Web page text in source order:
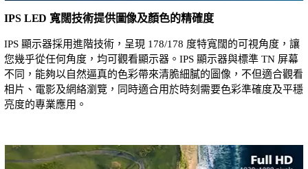
IPS LED 寬闊技術提供圖像及顏色的精確度
IPS 顯示器採用進階技術，呈現 178/178 度特寬闊的可視角度，讓
您幾乎從任何角度，均可觀看顯示器。IPS 顯示器與標準 TN 屏幕
不同，能夠以自然逼真的色彩帶來清脆細膩的圖像，不但適合觀看
相片、電影及網絡瀏覽，同時適合用於時刻需要色彩準確度及平穩
亮度的專業應用。